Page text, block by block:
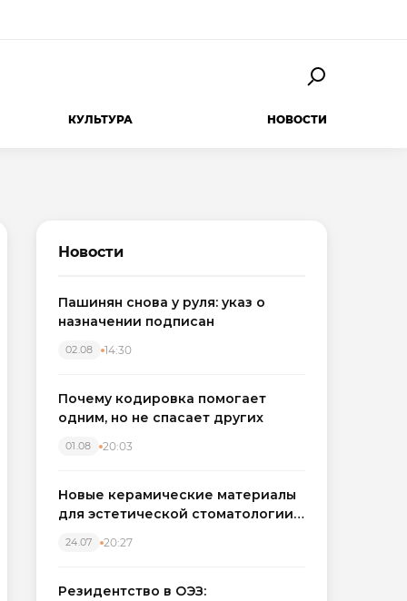
КУЛЬТУРА НОВОСТИ
Новости
Пашинян снова у руля: указ о
назначении подписан
02.08 14:30
Почему кодировка помогает
одним, но не спасает других
01.08 20:03
Новые керамические материалы
для эстетической стоматологии
24.07 20:27
Резидентство в ОЭЗ: